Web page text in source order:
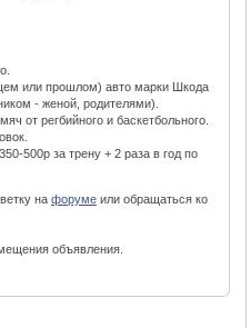
или прошлом) авто марки Шкода
- женой, родителями).
от регбийного и баскетбольного.
500р за трену + 2 раза в год по
на форуме или обращаться ко
объявления.